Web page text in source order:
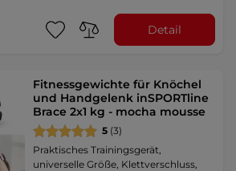
Detail
Fitnessgewichte für Knöchel
und Handgelenk inSPORTline
Brace 2x1 kg - mocha mousse
5 (3)
Praktisches Trainingsgerät,
universelle Größe, Klettverschluss,